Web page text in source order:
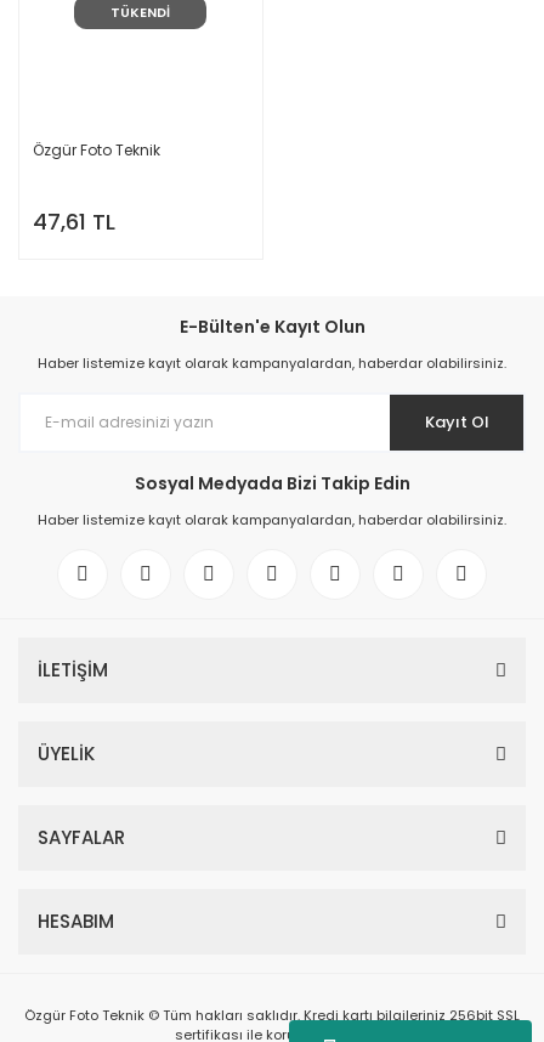
TÜKENDİ
Özgür Foto Teknik
47,61 TL
E-Bülten'e Kayıt Olun
Haber listemize kayıt olarak kampanyalardan, haberdar olabilirsiniz.
Kayıt Ol
Sosyal Medyada Bizi Takip Edin
Haber listemize kayıt olarak kampanyalardan, haberdar olabilirsiniz.
İLETİŞİM
ÜYELİK
SAYFALAR
HESABIM
Özgür Foto Teknik © Tüm hakları saklıdır. Kredi kartı bilgileriniz 256bit SSL
sertifikası ile korunmaktadır.